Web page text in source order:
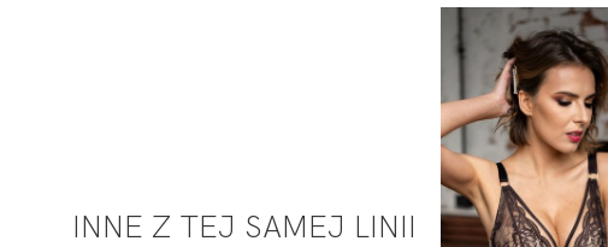
INNE Z TEJ SAMEJ LINII